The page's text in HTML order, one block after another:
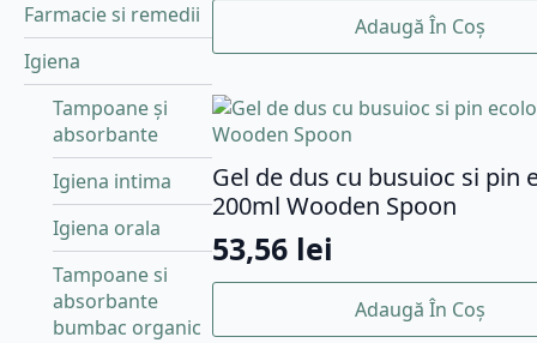
Farmacie si remedii
Igiena
Tampoane și
absorbante
Igiena intima
Igiena orala
Tampoane si
absorbante
bumbac organic
Adaugă În Coș
Gel de dus cu busuioc si pin
200ml Wooden Spoon
53,56 lei
Adaugă În Coș